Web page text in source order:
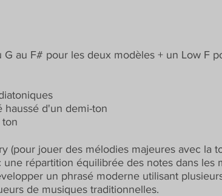
au F# pour les deux modèles + un Low F
haussé d'un demi-ton
(pour jouer des mélodies majeures avec la
répartition équilibrée des notes dans les
un phrasé moderne utilisant
de musiques traditionnelles.